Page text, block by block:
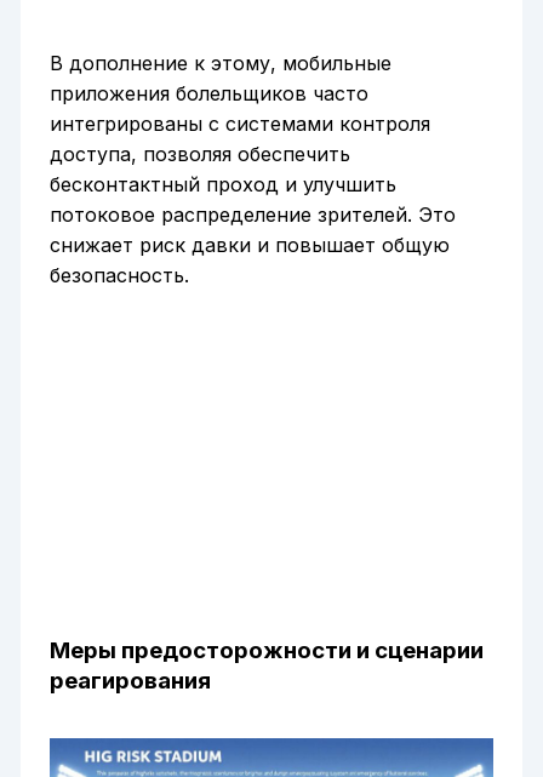
В дополнение к этому, мобильные
приложения болельщиков часто
интегрированы с системами контроля
доступа, позволяя обеспечить
бесконтактный проход и улучшить
потоковое распределение зрителей. Это
снижает риск давки и повышает общую
безопасность.
Меры предосторожности и сценарии
реагирования